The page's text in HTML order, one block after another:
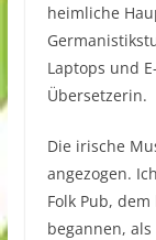
heimliche
Laptops und
Übersetzerin.
Die irische
angezogen.
Folk Pub,
begannen, als